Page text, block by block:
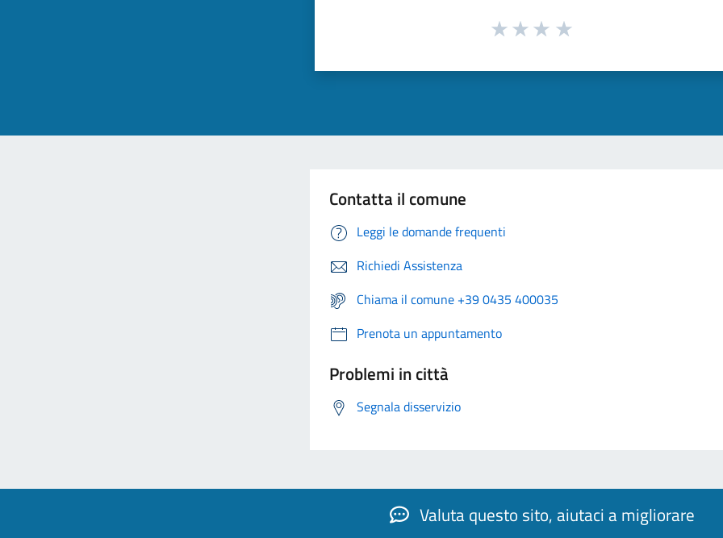
Contatta il comune
Leggi le domande frequenti
Richiedi Assistenza
Chiama il comune +39 0435 400035
Prenota un appuntamento
Problemi in città
Segnala disservizio
Valuta questo sito, aiutaci a migliorare